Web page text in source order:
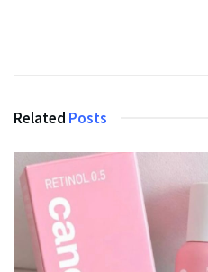
Related Posts